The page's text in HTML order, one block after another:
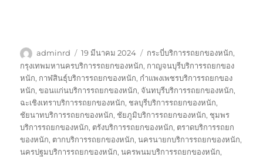
ผู้
เขียน
adminrd
เขียน
เมื่อ
19 มีนาคม 2024
ป้าย
กำกับ
กระบี่บริการรถยกของหนัก,
กรุงเทพมหานครบริการรถยกของหนัก, กาญจนบุรีบริการรถยกของ
หนัก, กาฬสินธุ์บริการรถยกของหนัก, กำแพงเพชรบริการรถยกของ
หนัก,ขอนแก่นบริการรถยกของหนัก, จันทบุรีบริการรถยกของหนัก,
ฉะเชิงเทราบริการรถยกของหนัก, ชลบุรีบริการรถยกของหนัก,
ชัยนาทบริการรถยกของหนัก, ชัยภูมิบริการรถยกของหนัก, ชุมพร
บริการรถยกของหนัก, ตรังบริการรถยกของหนัก, ตราดบริการรถยก
ของหนัก, ตากบริการรถยกของหนัก,นครนายกบริการรถยกของหนัก,
นครปฐมบริการรถยกของหนัก,นครพนมบริการรถยกของหนัก,